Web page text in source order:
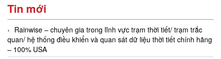
Tin mới
Rainwise – chuyên gia trong lĩnh vực trạm thời tiết/ trạm trắc
quan/ hệ thống điều khiển và quan sát dữ liệu thời tiết chính hãng
– 100% USA